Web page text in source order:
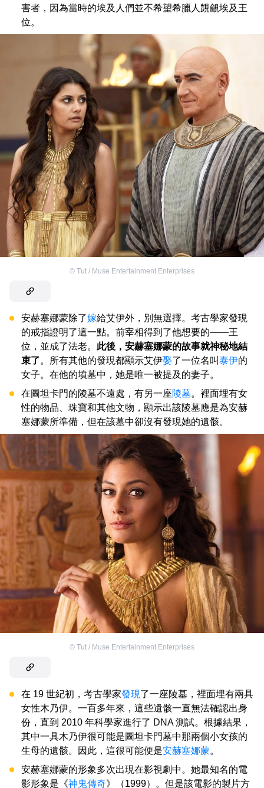
害者，因為當時的埃及人們並不希望希臘人覬覦埃及王
位。
© Tut / Muse Entertainment Enterprises
安赫塞娜蒙除了嫁給艾伊外，別無選擇。考古學家發現
的戒指證明了這一點。前宰相得到了他想要的——王
位，並成了法老。 此後，安赫塞娜蒙的故事就神秘地結
束了。所有其他的發現都顯示艾伊娶了一位名叫泰伊的
女子。在他的墳墓中，她是唯一被提及的妻子。
在圖坦卡門的陵墓不遠處，有另一座陵墓。裡面埋有女
性的物品、珠寶和其他文物，顯示出該陵墓應是為安赫
塞娜蒙所準備，但在該墓中卻沒有發現她的遺骸。
© Tut / Muse Entertainment Enterprises
在 19 世紀初，考古學家發現了一座陵墓，裡面埋有兩具
女性木乃伊。一百多年來，這些遺骸一直無法確認出身
份，直到 2010 年科學家進行了 DNA 測試。根據結果，
其中一具木乃伊很可能是圖坦卡門墓中那兩個小女孩的
生母的遺骸。因此，這很可能便是安赫塞娜蒙。
安赫塞娜蒙的形象多次出現在影視劇中。她最知名的電
影形象是《神鬼傳奇》（1999）。但是該電影的製片方